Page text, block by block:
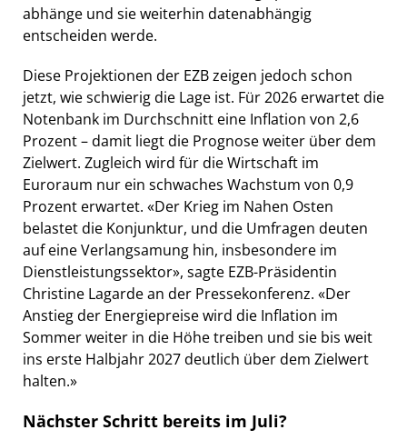
abhänge und sie weiterhin datenabhängig
entscheiden werde.
Diese Projektionen der EZB zeigen jedoch schon
jetzt, wie schwierig die Lage ist. Für 2026 erwartet die
Notenbank im Durchschnitt eine Inflation von 2,6
Prozent – damit liegt die Prognose weiter über dem
Zielwert. Zugleich wird für die Wirtschaft im
Euroraum nur ein schwaches Wachstum von 0,9
Prozent erwartet. «Der Krieg im Nahen Osten
belastet die Konjunktur, und die Umfragen deuten
auf eine Verlangsamung hin, insbesondere im
Dienstleistungssektor», sagte EZB-Präsidentin
Christine Lagarde an der Pressekonferenz. «Der
Anstieg der Energiepreise wird die Inflation im
Sommer weiter in die Höhe treiben und sie bis weit
ins erste Halbjahr 2027 deutlich über dem Zielwert
halten.»
Nächster Schritt bereits im Juli?